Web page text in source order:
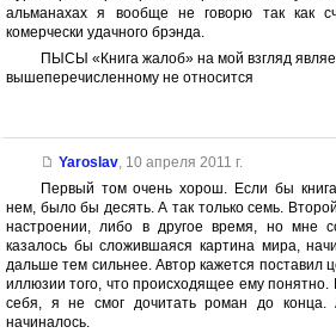
альманахах я вообще не говорю так как
комерчески удачного брэнда.
ПЫСЫ «Книга жалоб» на мой взгляд
вышеперечисленному не относится
Yaroslav, 10 апреля 2011 г.
Первый том очень хорош. Если бы
нем, было бы десять. А так только семь.
настроении, либо в другое время, но мне
казалось бы сложившаяся картина мира,
дальше тем сильнее. Автор кажется поставил
иллюзии того, что происходящее ему
себя, я не смог дочитать роман до конца.
начиналось.